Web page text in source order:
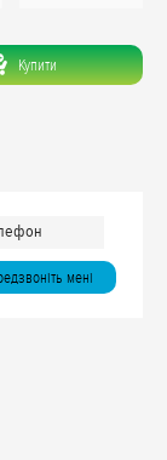
Купити
менi